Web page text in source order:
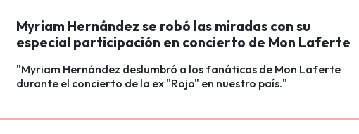
Myriam Hernández se robó las miradas con su
especial participación en concierto de Mon Laferte
"Myriam Hernández deslumbró a los fanáticos de Mon Laferte
durante el concierto de la ex "Rojo" en nuestro país."